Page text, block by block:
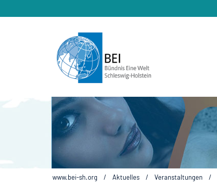
www.bei-sh.org / Aktuelles / Veranstaltungen /